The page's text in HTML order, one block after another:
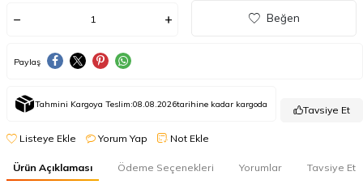
Beğen
Paylaş
Tahmini Kargoya Teslim:08.08.2026tarihine kadar kargoda Tavsiye Et
Listeye Ekle Yorum Yap Not Ekle
Ürün Açıklaması Ödeme Seçenekleri Yorumlar Tavsiye Et